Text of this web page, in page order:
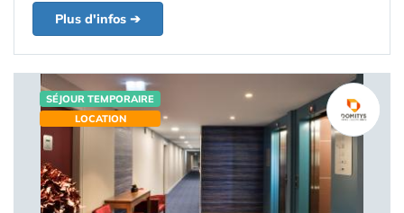
Plus d'infos ➔
SÉJOUR TEMPORAIRE
LOCATION